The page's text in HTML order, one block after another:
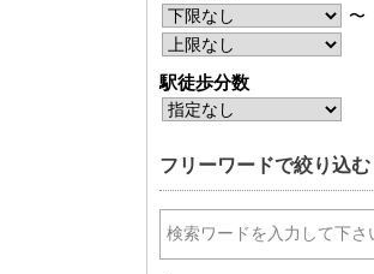
〜
駅徒歩分数
フリーワードで絞り込む
エリアから物件検索
松戸･柏方面エリアの新築一戸建
松戸･柏方面エリアの中古一戸建
松戸･柏方面エリアのマンション